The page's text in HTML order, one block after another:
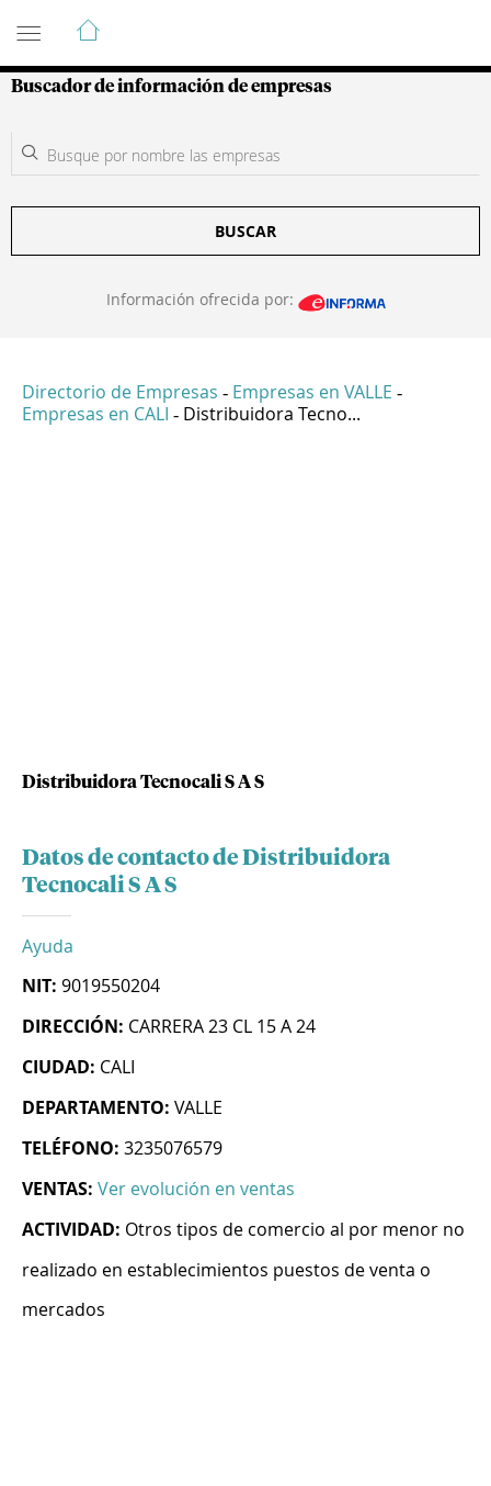
Guía de Empresas Colombianas
Buscador de información de empresas
BUSCAR
Información ofrecida por:
Directorio de Empresas - Empresas en VALLE -
Empresas en CALI - Distribuidora Tecno...
Distribuidora Tecnocali S A S
Datos de contacto de Distribuidora
Tecnocali S A S
Ayuda
NIT: 9019550204
DIRECCIÓN: CARRERA 23 CL 15 A 24
CIUDAD: CALI
DEPARTAMENTO: VALLE
TELÉFONO: 3235076579
VENTAS: Ver evolución en ventas
ACTIVIDAD: Otros tipos de comercio al por menor no
realizado en establecimientos puestos de venta o
mercados